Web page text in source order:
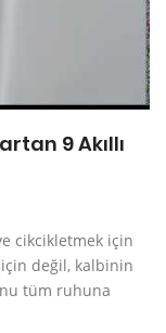
9 Akıllı
cikcikletmek için
değil, kalbinin
tüm ruhuna